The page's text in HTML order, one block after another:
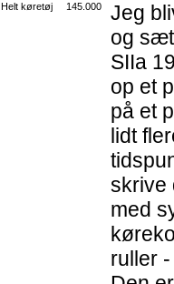
Helt køretøj 145.000
Jeg
og
SIIa
op et
på et
lidt
skrive
med
ruller